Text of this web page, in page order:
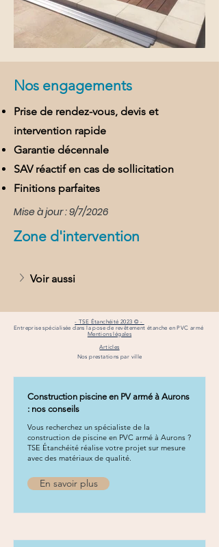
Nos engagements
Prise de rendez-vous, devis et
intervention rapide
Garantie décennale
SAV réactif en cas de sollicitation
Finitions parfaites
Mise à jour : 9/7/2026
Zone d'intervention
Voir aussi
- TSE Étanchéité 2023 © -
Entreprise spécialisée dans la pose de revêtement étanche en PVC armé
Mentions légales
Articles
Nos prestations par ville
Construction piscine en PV armé à Aurons
: nos conseils
Vous recherchez un spécialiste de la
construction de piscine en PVC armé à Aurons ?
TSE Étanchéité réalise votre projet sur mesure
avec des matériaux de qualité.
En savoir plus